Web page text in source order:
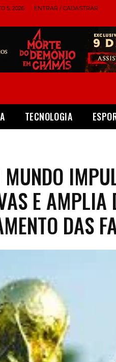
5, 2026 ENTRAR / CADASTRAR
TECNOLOGIA
E AMPLIA
DAS